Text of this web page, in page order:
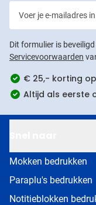
Dit formulier is
Servicevoorwaarden
€ 25,- korting
Altijd als eerste
Mokken bedrukken
Paraplu's bedrukken
Notitieblokken